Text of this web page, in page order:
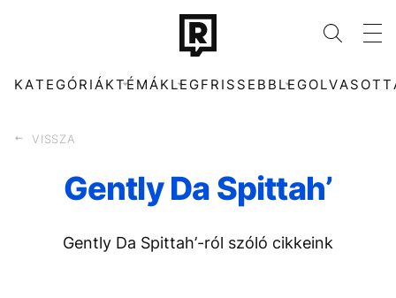
KATEGÓRIÁKTÉMÁKLEGFRISSEBB
VISSZA
Gently Da Spittah’
Gently Da Spittah’-ról szóló cikkeink